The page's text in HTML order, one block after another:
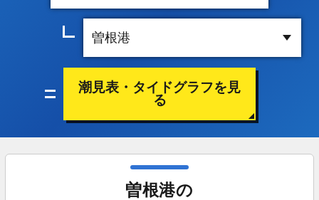
潮見表・タイドグラフを見
る
曽根港の